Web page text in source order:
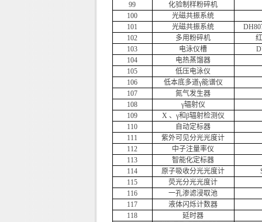
99
化验制样粉碎机
100
光磁共振系统
101
光磁共振系统
102
多用粉碎机
103
电泳仪槽
104
电热蒸馏器
105
低压电泳仪
106
低本底多道γ能谱仪
107
氮气发生器
108
γ辐射仪
109
X 、γ和β辐射检测仪
110
自动定标器
111
紫外可见分光光度计
112
中子注量率仪
113
智能化定标器
114
原子吸收分光光度计
115
荧光分光光度计
116
一孔渗滤浸取池
117
液体闪烁计数器
118
延时器